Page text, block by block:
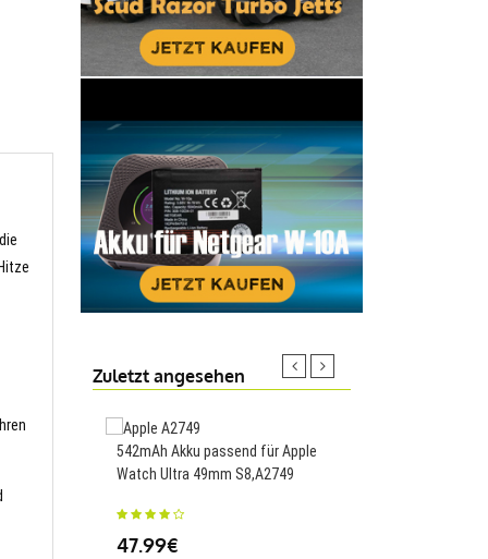
Zuletzt angesehen
542mAh Akku passend für Apple
Watch Ultra 49mm S8,A2749
47.99€